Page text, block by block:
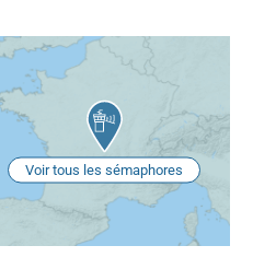
Voir tous les sémaphores